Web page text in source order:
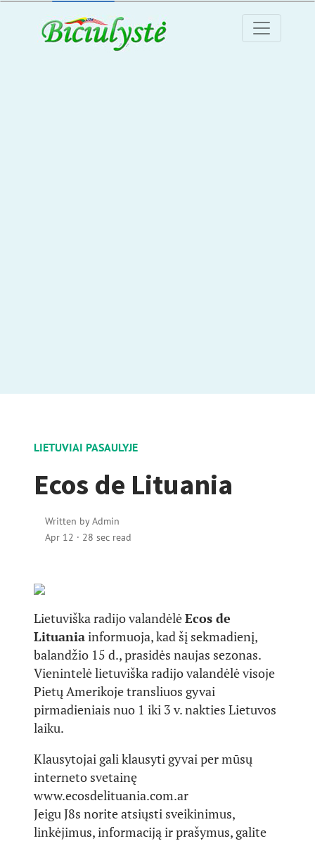
LIETUVIAI PASAULYJE
Ecos de Lituania
Written byAdmin
Apr 12 · 28 sec read
Lietuviška radijo valandėlėEcos de
Lituaniainformuoja, kad šį sekmadienį,
balandžio 15 d., prasidės naujas sezonas.
Vienintelė lietuviška radijo valandėlė visoje
Pietų Amerikoje transliuos gyvai
pirmadieniais nuo 1 iki 3 v. nakties Lietuvos
laiku.
Klausytojai gali klausyti gyvai per mūsų
interneto svetainę
www.ecosdelituania.com.ar
Jeigu J8s norite atsiųsti sveikinimus,
linkėjimus, informaciją ir prašymus, galite